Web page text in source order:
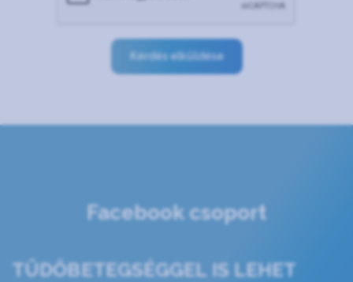
Kérdés elküldése
Facebook csoport
TÜDŐBETEGSÉGGEL IS LEHET